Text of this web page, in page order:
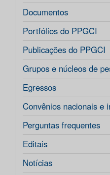
Documentos
Portfólios do PPGCI
Publicações do PPGCI
Grupos e núcleos de
Egressos
Convênios nacionais e
Perguntas frequentes
Editais
Notícias